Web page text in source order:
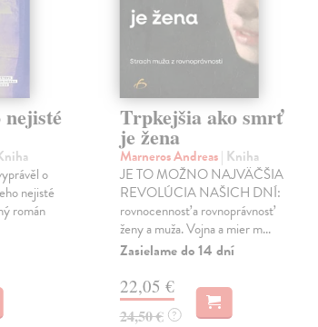
o
nejisté
román
Trpkejšia ako smrť
je žena
Marneros Andreas| Kniha
JE TO MOŽNO NAJVÄČŠIA
REVOLÚCIA NAŠICH DNÍ:
rovnocennosť a rovnoprávnosť
ženy a muža. Vojna a mier m...
Zasielame do 14 dní
22,05 €
24,50 € ?